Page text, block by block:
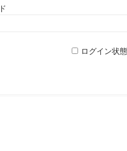
ログイン状